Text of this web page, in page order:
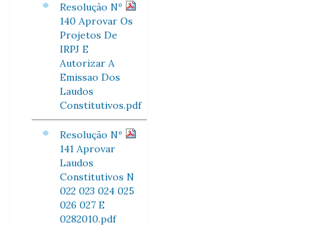
Resolução Nº
140 Aprovar Os
Projetos De
IRPJ E
Autorizar A
Emissao Dos
Laudos
Constitutivos.pdf
Resolução Nº
141 Aprovar
Laudos
Constitutivos N
022 023 024 025
026 027 E
0282010.pdf